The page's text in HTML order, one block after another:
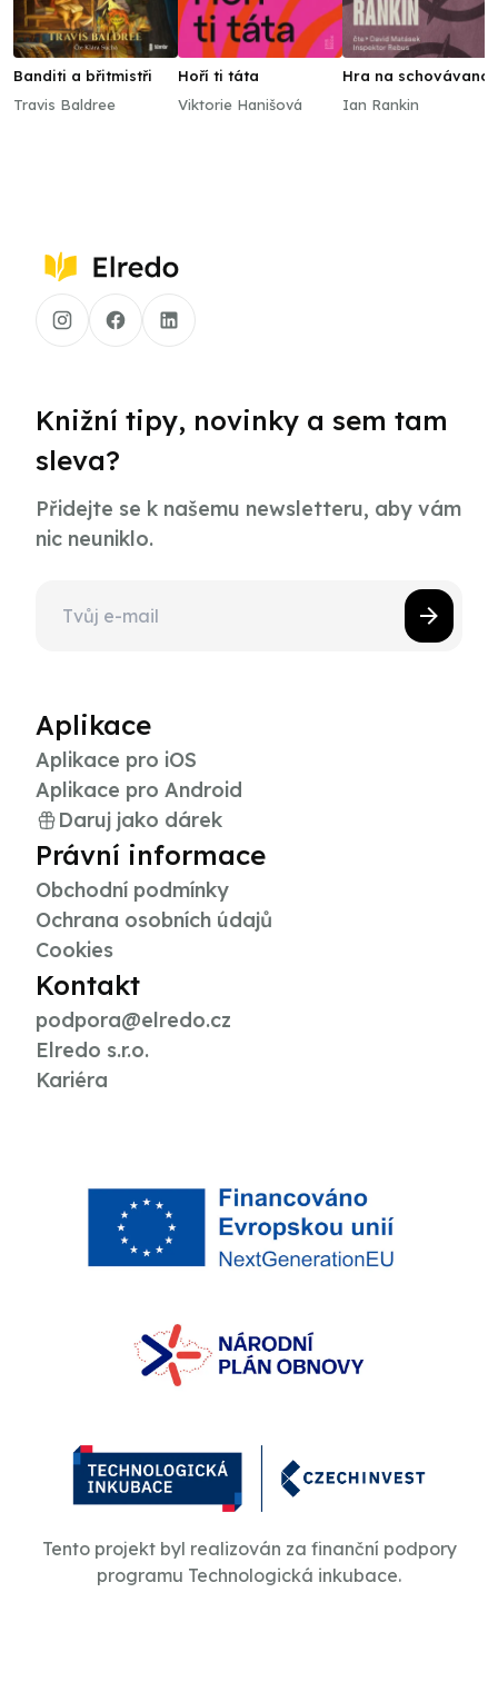
Banditi a břitmistři
Travis Baldree
Hoří ti táta
Viktorie Hanišová
Hra na schovávanou
Ian Rankin
Knižní tipy, novinky a sem tam
sleva?
Přidejte se k našemu newsletteru, aby vám
nic neuniklo.
Aplikace
Aplikace pro iOS
Aplikace pro Android
Daruj jako dárek
Právní informace
Obchodní podmínky
Ochrana osobních údajů
Cookies
Kontakt
podpora@elredo.cz
Elredo s.r.o.
Kariéra
Tento projekt byl realizován za finanční podpory
programu Technologická inkubace.